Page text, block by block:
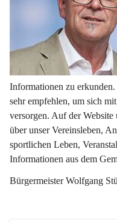
Informationen zu
sehr empfehlen, um sich
versorgen. Auf der
über unser Vereinsleben,
sportlichen Leben,
Informationen aus dem
Bürgermeister Wolfgang